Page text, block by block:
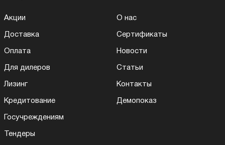
Акции
Доставка
Оплата
Для дилеров
Лизинг
Кредитование
Госучреждениям
Тендеры
О нас
Сертификаты
Новости
Статьи
Контакты
Демопоказ